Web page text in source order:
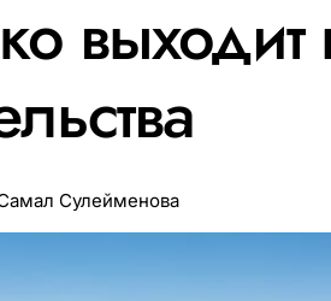
выходит
Сулейменова